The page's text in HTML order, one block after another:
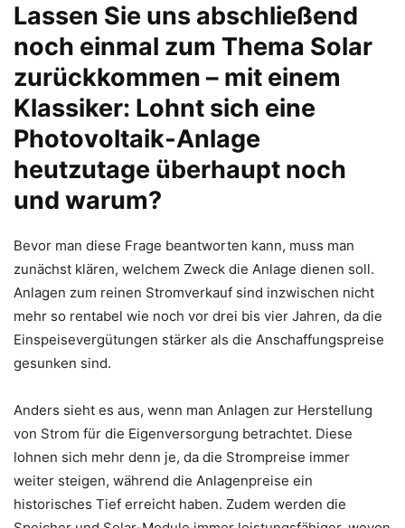
Lassen Sie uns abschließend
noch einmal zum Thema Solar
zurückkommen – mit einem
Klassiker: Lohnt sich eine
Photovoltaik-Anlage
heutzutage überhaupt noch
und warum?
Bevor man diese Frage beantworten kann, muss man
zunächst klären, welchem Zweck die Anlage dienen soll.
Anlagen zum reinen Stromverkauf sind inzwischen nicht
mehr so rentabel wie noch vor drei bis vier Jahren, da die
Einspeisevergütungen stärker als die Anschaffungspreise
gesunken sind.
Anders sieht es aus, wenn man Anlagen zur Herstellung
von Strom für die Eigenversorgung betrachtet. Diese
lohnen sich mehr denn je, da die Strompreise immer
weiter steigen, während die Anlagenpreise ein
historisches Tief erreicht haben. Zudem werden die